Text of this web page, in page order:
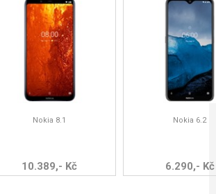
Nokia 8.1
10.389,- Kč
Nokia 6.2
6.290,- Kč